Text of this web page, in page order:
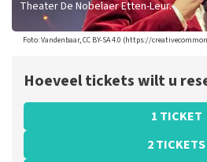
Theater De Nobelaer Etten-Leur.
Foto: Vandenbaar, CC BY-SA 4.0 (https://
Hoeveel tickets wilt u
1 TICKET
2 TICKETS